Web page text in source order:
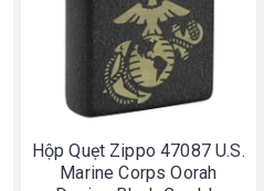
Hộp Quẹt Zippo 47087 U.S.
Marine Corps Oorah